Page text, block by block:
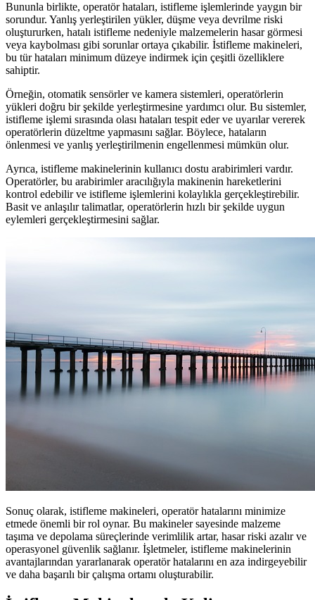
Bununla birlikte, operatör hataları, istifleme işlemlerinde yaygın bir
sorundur. Yanlış yerleştirilen yükler, düşme veya devrilme riski
oluştururken, hatalı istifleme nedeniyle malzemelerin hasar görmesi
veya kaybolması gibi sorunlar ortaya çıkabilir. İstifleme makineleri,
bu tür hataları minimum düzeye indirmek için çeşitli özelliklere
sahiptir.
Örneğin, otomatik sensörler ve kamera sistemleri, operatörlerin
yükleri doğru bir şekilde yerleştirmesine yardımcı olur. Bu sistemler,
istifleme işlemi sırasında olası hataları tespit eder ve uyarılar vererek
operatörlerin düzeltme yapmasını sağlar. Böylece, hataların
önlenmesi ve yanlış yerleştirilmenin engellenmesi mümkün olur.
Ayrıca, istifleme makinelerinin kullanıcı dostu arabirimleri vardır.
Operatörler, bu arabirimler aracılığıyla makinenin hareketlerini
kontrol edebilir ve istifleme işlemlerini kolaylıkla gerçekleştirebilir.
Basit ve anlaşılır talimatlar, operatörlerin hızlı bir şekilde uygun
eylemleri gerçekleştirmesini sağlar.
Sonuç olarak, istifleme makineleri, operatör hatalarını minimize
etmede önemli bir rol oynar. Bu makineler sayesinde malzeme
taşıma ve depolama süreçlerinde verimlilik artar, hasar riski azalır ve
operasyonel güvenlik sağlanır. İşletmeler, istifleme makinelerinin
avantajlarından yararlanarak operatör hatalarını en aza indirgeyebilir
ve daha başarılı bir çalışma ortamı oluşturabilir.